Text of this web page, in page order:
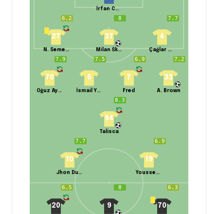
İrfan Can Eğribayat
7.7
4
Çağlar Söyüncü
8
37
Milan Škriniar
6.2
27
N. Semedo
7.2
33
A. Brown
6.9
7
Fred
7.5
5
İsmail Yüksek
7.9
70
Oğuz Aydın
8.3
94
Talisca
6.9
19
Youssef En-Nesyri
7.7
10
Jhon Durán
6.5
20
8
9
6.3
70